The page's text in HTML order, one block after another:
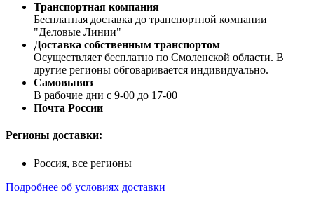
Транспортная компания
Бесплатная доставка до транспортной компании
"Деловые Линии"
Доставка собственным транспортом
Осуществляет бесплатно по Смоленской области. В
другие регионы обговаривается индивидуально.
Самовывоз
В рабочие дни с 9-00 до 17-00
Почта России
Регионы доставки:
Россия, все регионы
Подробнее об условиях доставки